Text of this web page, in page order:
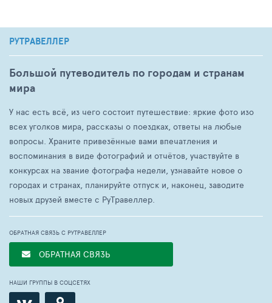
РУТРАВЕЛЛЕР
Большой путеводитель по городам и странам
мира
У нас есть всё, из чего состоит путешествие: яркие фото изо
всех уголков мира, рассказы о поездках, ответы на любые
вопросы. Храните привезённые вами впечатления и
воспоминания в виде фотографий и отчётов, участвуйте в
конкурсах на звание фотографа недели, узнавайте новое о
городах и странах, планируйте отпуск и, наконец, заводите
новых друзей вместе с РуТравеллер.
ОБРАТНАЯ СВЯЗЬ С РУТРАВЕЛЛЕР
ОБРАТНАЯ СВЯЗЬ
НАШИ ГРУППЫ В СОЦСЕТЯХ